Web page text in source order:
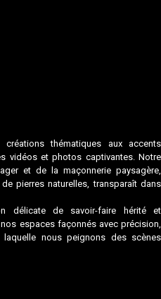
thématiques aux accents
vidéos et photos captivantes. Notre
et de la maçonnerie paysagère,
pierres naturelles, transparaît dans
délicate de savoir-faire hérité et
espaces façonnés avec précision,
nous peignons des scènes